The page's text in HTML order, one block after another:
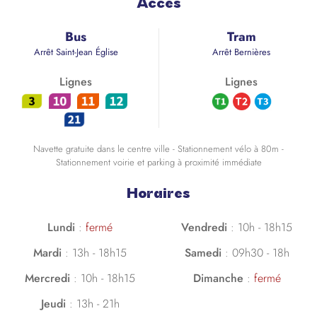
Acces
Bus
Arrêt Saint-Jean Église
Lignes
Tram
Arrêt Bernières
Lignes
Navette gratuite dans le centre ville - Stationnement vélo à 80m -
Stationnement voirie et parking à proximité immédiate
Horaires
Lundi : fermé
Mardi : 13h - 18h15
Mercredi : 10h - 18h15
Jeudi: 13h - 21h
Vendredi : 10h - 18h15
Samedi: 09h30 - 18h
Dimanche : fermé